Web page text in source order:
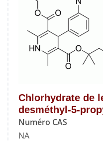
((3,3-
2,6-
diméthyl-
4-
Chlorhydrate de
desméthyl-5-
Numéro CAS
NA